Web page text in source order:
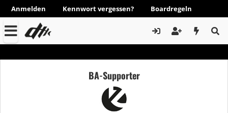
Anmelden Kennwort vergessen? Boardregeln
BA-Supporter